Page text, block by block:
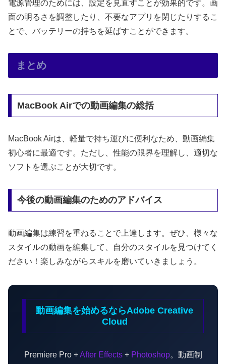
電源管理のためには、設定を見直すことが効果的です。画
面の明るさを調整したり、不要なアプリを閉じたりするこ
とで、バッテリーの持ちを延ばすことができます。
まとめ
MacBook Airでの動画編集の総括
MacBook Airは、軽量で持ち運びに便利なため、動画編集
初心者に最適です。ただし、性能の限界を理解し、適切な
ソフトを選ぶことが大切です。
今後の動画編集のためのアドバイス
動画編集は練習を重ねることで上達します。ぜひ、様々な
スタイルの動画を編集して、自分のスタイルを見つけてく
ださい！楽しみながらスキルを磨いていきましょう。
動画編集を始めるならAdobe Creative
Cloud
Premiere Pro +After Effects+ Photoshop。動画制